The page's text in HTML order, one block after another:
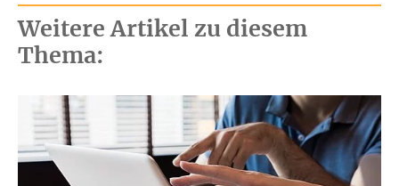
Weitere Artikel zu diesem
Thema: